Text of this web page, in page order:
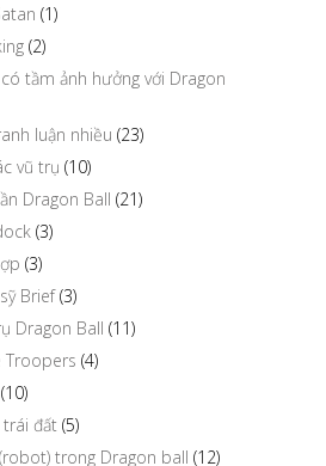
(1)
(2)
tầm ảnh hưởng với Dragon
luận nhiều (23)
vũ trụ (10)
Dragon Ball (21)
(3)
(3)
Brief(3)
Dragon Ball (11)
Troopers (4)
(10)
trái đất (5)
trong Dragon ball (12)